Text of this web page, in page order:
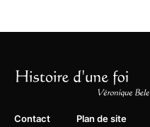
Contact Plan de site